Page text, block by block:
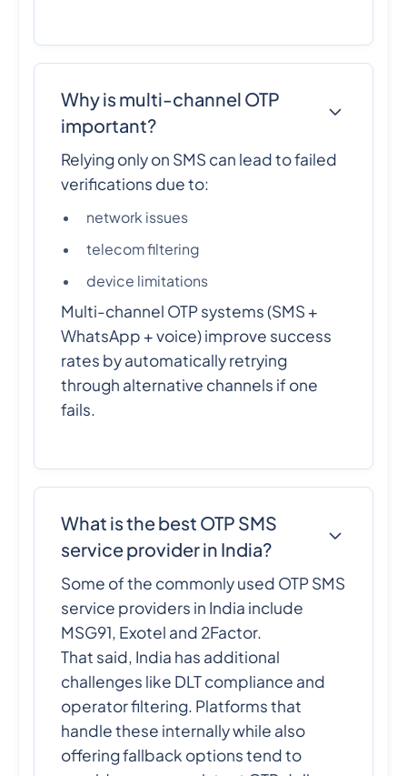
Why is multi-channel OTP
important?
Relying only on SMS can lead to failed
verifications due to:
network issues
telecom filtering
device limitations
Multi-channel OTP systems (SMS +
WhatsApp + voice) improve success
rates by automatically retrying
through alternative channels if one
fails.
What is the best OTP SMS
service provider in India?
Some of the commonly used OTP SMS
service providers in India include
MSG91, Exotel and 2Factor.
That said, India has additional
challenges like DLT compliance and
operator filtering. Platforms that
handle these internally while also
offering fallback options tend to